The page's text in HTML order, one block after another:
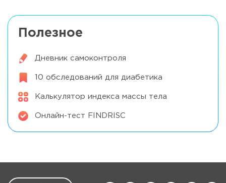
Полезное
Дневник самоконтроля
10 обследований для диабетика
Калькулятор индекса массы тела
Онлайн-тест FINDRISC